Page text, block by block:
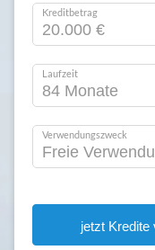
Kreditbetrag
Laufzeit
Verwendungszweck
jetzt Kredite